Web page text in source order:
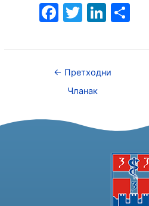
F
e
b
o
T
er
Li
e
S
← Претходни
Чланак